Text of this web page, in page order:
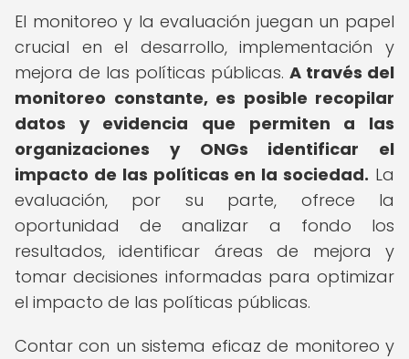
El monitoreo y la evaluación juegan un papel
crucial en el desarrollo, implementación y
mejora de las políticas públicas. A través del
monitoreo constante, es posible recopilar
datos y evidencia que permiten a las
organizaciones y ONGs identificar el
impacto de las políticas en la sociedad. La
evaluación, por su parte, ofrece la
oportunidad de analizar a fondo los
resultados, identificar áreas de mejora y
tomar decisiones informadas para optimizar
el impacto de las políticas públicas.
Contar con un sistema eficaz de monitoreo y